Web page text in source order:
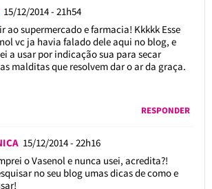
15/12/2014 - 21h54
ao supermercado e farmacia! Kkkkk Esse
vc ja havia falado dele aqui no blog, e
a usar por indicação sua para secar
malditas que resolvem dar o ar da graça.
RESPONDER
15/12/2014 - 22h16
o Vasenol e nunca usei, acredita?!
no seu blog umas dicas de como e